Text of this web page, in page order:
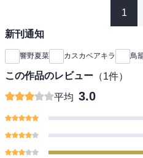
1
新刊通知
響野夏菜 カスカベアキラ 鳥
この作品のレビュー （1件）
平均 3.0